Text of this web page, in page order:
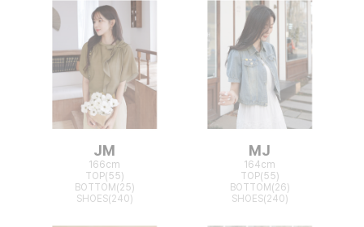
JM
166cm
TOP(55)
BOTTOM(25)
SHOES(240)
MJ
164cm
TOP(55)
BOTTOM(26)
SHOES(240)